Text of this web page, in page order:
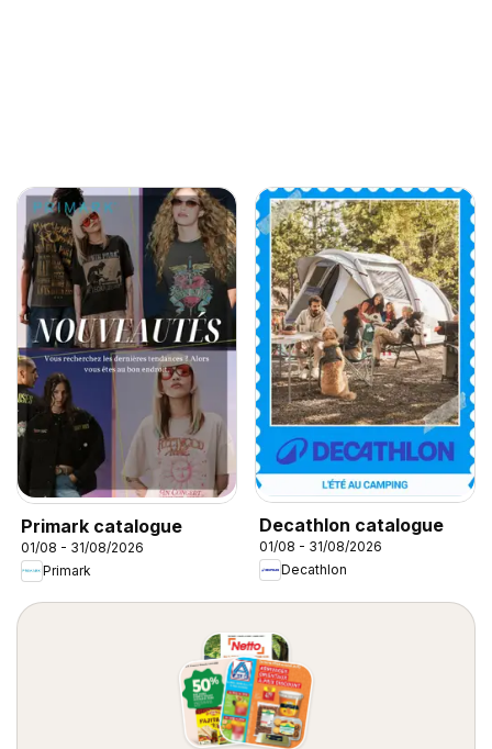
Primark catalogue
01/08 - 31/08/2026
Primark
Decathlon catalogue
01/08 - 31/08/2026
Decathlon